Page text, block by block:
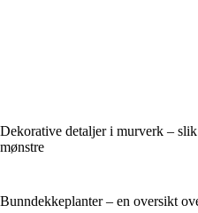
Dekorative detaljer i murverk –
mønstre
Bunndekkeplanter – en oversikt